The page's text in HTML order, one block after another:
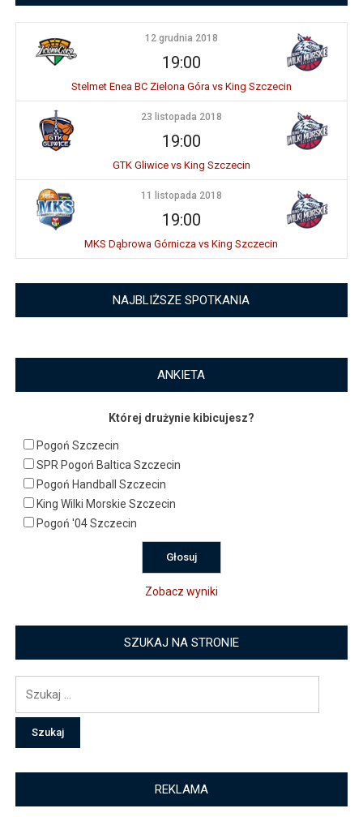
12 grudnia 2018
19:00
Stelmet Enea BC Zielona Góra vs King Szczecin
23 listopada 2018
19:00
GTK Gliwice vs King Szczecin
11 listopada 2018
19:00
MKS Dąbrowa Górnicza vs King Szczecin
NAJBLIŻSZE SPOTKANIA
ANKIETA
Której drużynie kibicujesz?
Pogoń Szczecin
SPR Pogoń Baltica Szczecin
Pogoń Handball Szczecin
King Wilki Morskie Szczecin
Pogoń '04 Szczecin
Zobacz wyniki
SZUKAJ NA STRONIE
REKLAMA